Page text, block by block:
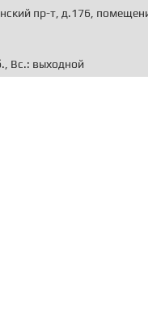
пр-т, д.176,
Вс.: выходной